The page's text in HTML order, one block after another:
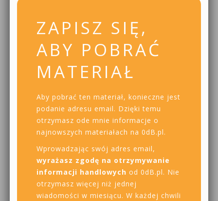
ZAPISZ SIĘ,
ABY POBRAĆ
MATERIAŁ
Aby pobrać ten materiał, konieczne jest
podanie adresu email. Dzięki temu
otrzymasz ode mnie informacje o
najnowszych materiałach na 0dB.pl.
Wprowadzając swój adres email,
wyrażasz zgodę na otrzymywanie
informacji handlowych od 0dB.pl. Nie
otrzymasz więcej niż jednej
wiadomości w miesiącu. W każdej chwili